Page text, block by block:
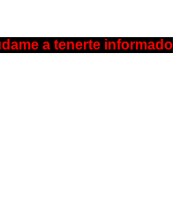
a tenerte informado